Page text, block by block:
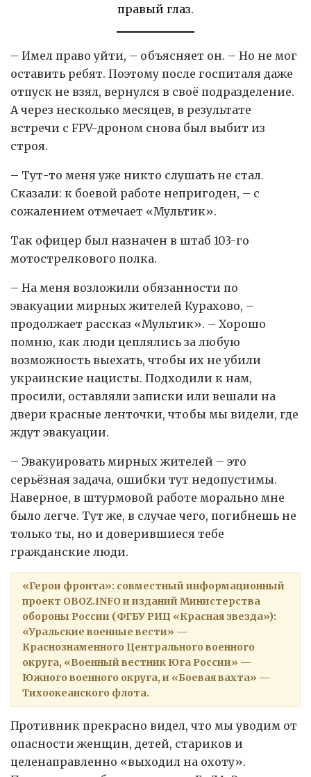
правый глаз.
– Имел право уйти, – объясняет он. – Но не мог
оставить ребят. Поэтому после госпиталя даже
отпуск не взял, вернулся в своё подразделение.
А через несколько месяцев, в результате
встречи с FPV-дроном снова был выбит из
строя.
– Тут-то меня уже никто слушать не стал.
Сказали: к боевой работе непригоден, – с
сожалением отмечает «Мультик».
Так офицер был назначен в штаб 103-го
мотострелкового полка.
– На меня возложили обязанности по
эвакуации мирных жителей Курахово, –
продолжает рассказ «Мультик». – Хорошо
помню, как люди цеплялись за любую
возможность выехать, чтобы их не убили
украинские нацисты. Подходили к нам,
просили, оставляли записки или вешали на
двери красные ленточки, чтобы мы видели, где
ждут эвакуации.
– Эвакуировать мирных жителей – это
серьёзная задача, ошибки тут недопустимы.
Наверное, в штурмовой работе морально мне
было легче. Тут же, в случае чего, погибнешь не
только ты, но и доверившиеся тебе
гражданские люди.
«Герои фронта»: совместный информационный
проект OBOZ.INFO и изданий Министерства
обороны России (ФГБУ РИЦ «Красная звезда»):
«Уральские военные вести» —
Краснознаменного Центрального военного
округа, «Военный вестник Юга России» —
Южного военного округа, и «Боевая вахта» —
Тихоокеанского флота.
Противник прекрасно видел, что мы уводим от
опасности женщин, детей, стариков и
целенаправленно «выходил на охоту».